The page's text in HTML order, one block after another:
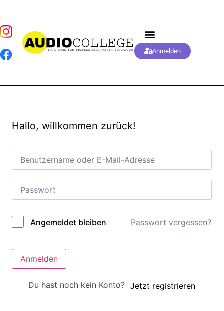
Anmelden
Hallo, willkommen zurück!
Alternative:
Angemeldet bleiben Passwort vergessen?
Anmelden
Du hast noch kein Konto? Jetzt registrieren